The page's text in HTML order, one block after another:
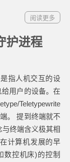
阅读更多
护进程
指人机交互的设
用户的设备。在
Teletypewrite
。 提到终端就不
终端含义极其相
计算机发展的早
数控机床)的控制